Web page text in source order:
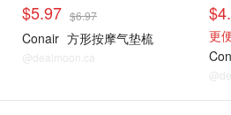
$5.97 $6.97
Conair 方形按摩气垫梳
@dealmoon.ca
更